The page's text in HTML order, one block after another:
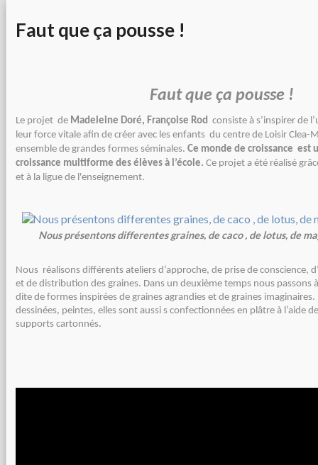
Faut que ça pousse !
Faut que ça pousse !
Le projet de Madeleine Doré, Françoise Rod consiste à s’inspirer de
leur force vitale afin de créer avec les enfants du centre de Loisir Clea-
ensemble de grandes formes séminales. Ce monde de croissance est
croissance multiforme des élèves à l’école. Ce projet a été réalisé
et à la ligue de l'enseignement.
Nous présentons differentes graines, de caco , de lotus, de
Nous réalisons différents ateliers d’approche, de prise de conscience,
et de distribution des graines. Dans un deuxième temps nous passons
dite de formes inspirées de graines agrandies et de graines
dessinées, peintes, elles sont aussi s confectionnées en plâtre à l’aide
supports cartonnés.